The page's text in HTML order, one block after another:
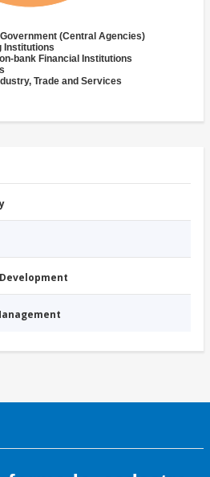
(Central Agencies)
Institutions
bank Financial Institutions
Trade and Services